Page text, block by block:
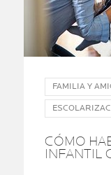
FAMILIA Y
CÓMO
INFANTIL